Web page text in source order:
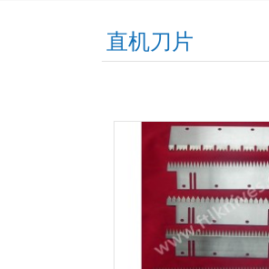
直机刀片